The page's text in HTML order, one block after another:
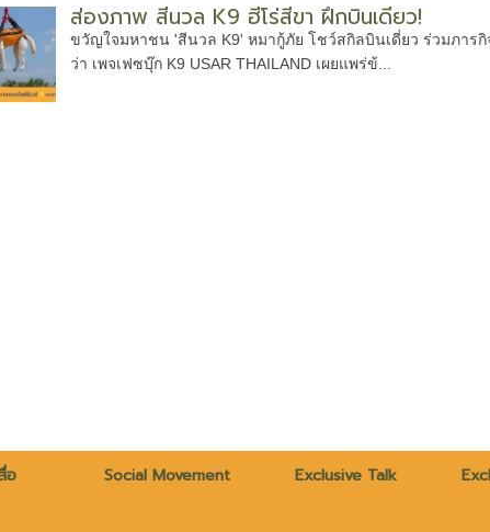
ส่องภาพ สีนวล K9 ฮีโร่สี่ขา ฝึกบินเดี่ยว!
ขวัญใจมหาชน 'สีนวล K9' หมากู้ภัย โชว์สกิลบินเดี่ยว ร่วมภาร
ว่า เพจเฟซบุ๊ก K9 USAR THAILAND เผยแพร่ข้...
อ Social Movement Exclusive Talk